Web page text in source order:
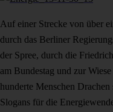
Auf einer Strecke von über
durch das Berliner
der Spree, durch die
am Bundestag und zur
hunderte Menschen
Slogans für die